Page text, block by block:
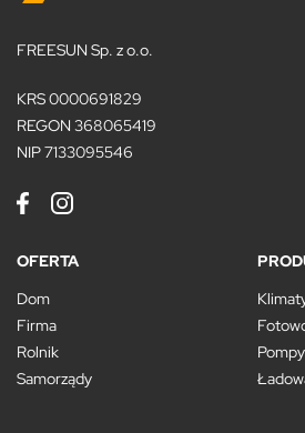
FREESUN Sp. z o.o.
KRS 0000691829
REGON 368065419
NIP 7133095546
OFERTA
Dom
Firma
Rolnik
Samorządy